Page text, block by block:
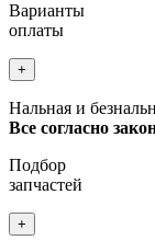
Варианты
оплаты
+
Нальная и
Все согласно
Подбор
запчастей
+